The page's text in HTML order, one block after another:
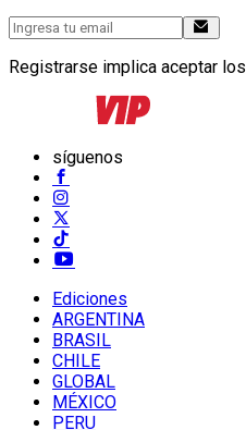
Registrarse implica aceptar los
síguenos
Ediciones
ARGENTINA
BRASIL
CHILE
GLOBAL
MÉXICO
PERU